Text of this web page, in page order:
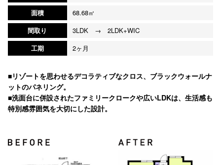
面積
68.68㎡
間取り
3LDK → 2LDK+WIC
工期
2ヶ月
■リゾートを思わせるデコラティブなクロス、ブラックウォールナ
ットのパネリング。
■洗面台に併設されたファミリークロークや広いLDKは、生活感も
特別感雰囲気を大切にした設計。